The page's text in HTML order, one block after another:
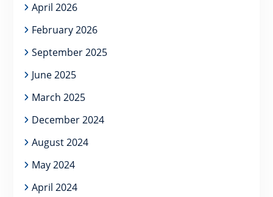
April 2026
February 2026
September 2025
June 2025
March 2025
December 2024
August 2024
May 2024
April 2024